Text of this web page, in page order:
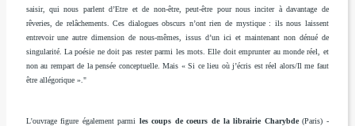
saisir, qui nous parlent d’Etre et de non-être, peut-être pour nous inciter à davantage de
rêveries, de relâchements. Ces dialogues obscurs n’ont rien de mystique : ils nous laissent
entrevoir une autre dimension de nous-mêmes, issus d’un ici et maintenant non dénué de
singularité. La poésie ne doit pas rester parmi les mots. Elle doit emprunter au monde réel, et
non au rempart de la pensée conceptuelle. Mais « Si ce lieu où j’écris est réel alors/Il me faut
être allégorique »."
L'ouvrage figure également parmi les coups de coeurs de la librairie Charybde(Paris) -